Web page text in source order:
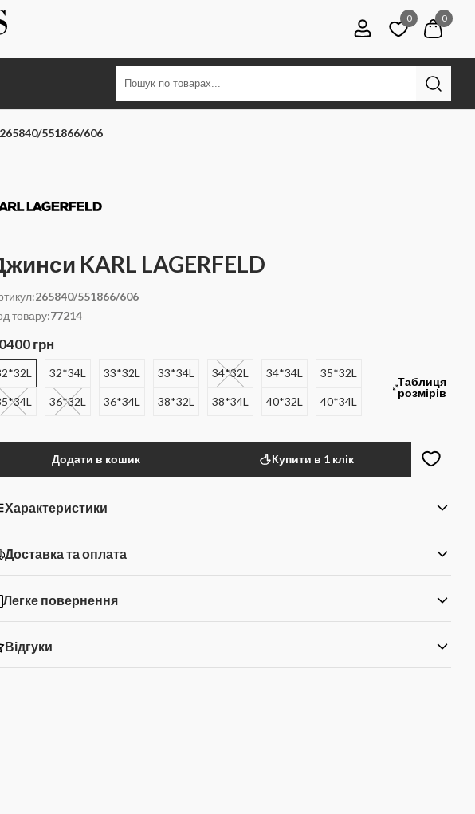
0 0
551866/606
KARL LAGERFELD
265840/551866/606
товару:77214
грн
32*34L 33*32L 33*34L 34*32L 34*34L 35*32L
36*32L 36*34L 38*32L 38*34L 40*32L 40*34L
Таблиця
розмірів
Додати в кошик Купити в 1 клік
Характеристики
Доставка та оплата
Легке повернення
Відгуки